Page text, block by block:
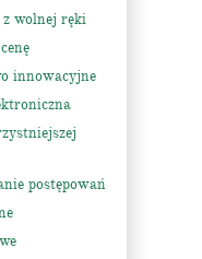
z wolnej ręki
innowacyjne
postępowań